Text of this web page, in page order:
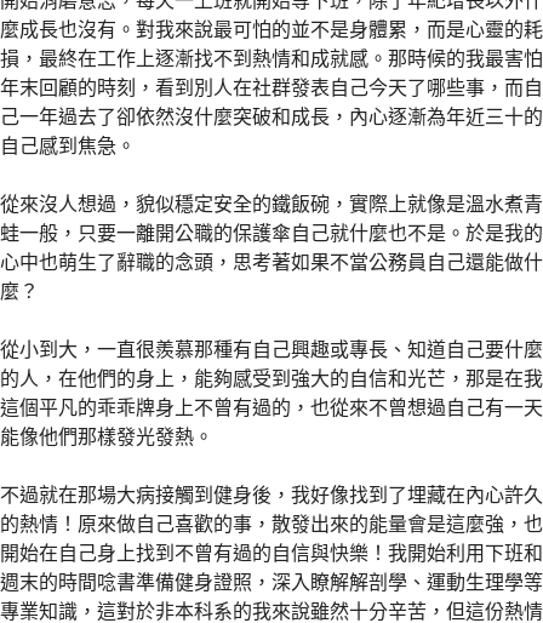
麼成長也沒有。對我來說最可怕的並不是身體累，而是心靈的耗
損，最終在工作上逐漸找不到熱情和成就感。那時候的我最害怕
年末回顧的時刻，看到別人在社群發表自己今天了哪些事，而自
己一年過去了卻依然沒什麼突破和成長，內心逐漸為年近三十的
自己感到焦急。
從來沒人想過，貌似穩定安全的鐵飯碗，實際上就像是溫水煮青
蛙一般，只要一離開公職的保護傘自己就什麼也不是。於是我的
心中也萌生了辭職的念頭，思考著如果不當公務員自己還能做什
麼？
從小到大，一直很羨慕那種有自己興趣或專長、知道自己要什麼
的人，在他們的身上，能夠感受到強大的自信和光芒，那是在我
這個平凡的乖乖牌身上不曾有過的，也從來不曾想過自己有一天
能像他們那樣發光發熱。
不過就在那場大病接觸到健身後，我好像找到了埋藏在內心許久
的熱情！原來做自己喜歡的事，散發出來的能量會是這麼強，也
開始在自己身上找到不曾有過的自信與快樂！我開始利用下班和
週末的時間唸書準備健身證照，深入瞭解解剖學、運動生理學等
專業知識，這對於非本科系的我來說雖然十分辛苦，但這份熱情